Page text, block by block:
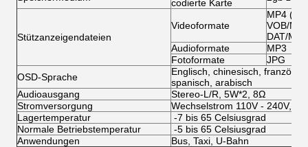
codierte Karte
Stützanzeigendateien
Videoformate
MP4
VOB/
DAT/
Audioformate
MP3
Fotoformate
JPG
OSD-Sprache
Englisch, chinesisch,
spanisch, arabisch
Audioausgang
Stereo-L/R, 5W*2, 8Ω
Stromversorgung
Wechselstrom 110V - 240V,
Lagertemperatur
-7 bis 65 Celsiusgrad
Normale Betriebstemperatur
-5 bis 65 Celsiusgrad
Anwendungen
Bus, Taxi, U-Bahn